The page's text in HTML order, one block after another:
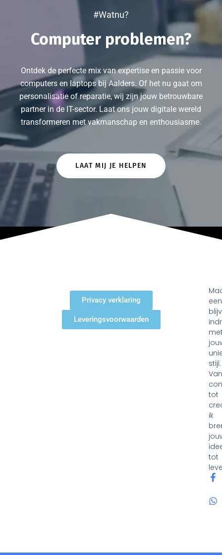
#Watnu?
Computer problemen?
Ontdek de perfecte mix van expertise en passie voor
computers en laptops bij Aalders. Of het nu gaat om
personalisatie of reparatie, wij zijn jouw betrouwbare
partner in de IT-sector. Laat ons jouw digitale wereld
transformeren met vakmanschap en enthousiasme.
LAAT MIJ JE HELPEN
een
stijl.
tot
ik
tot
Privacy verklaring
Leveringsvoorwaarden